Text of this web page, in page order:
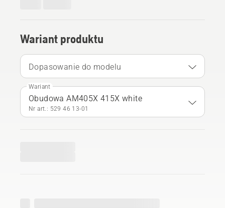
Wariant produktu
Dopasowanie do modelu
Wariant
Obudowa AM405X 415X white
Nr art.: 529 46 13‑01